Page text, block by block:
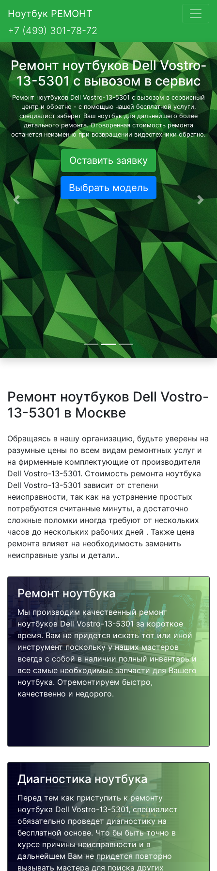
Ноутбук РЕМОНТ
+7 (499) 301-78-72
Ремонт ноутбуков Dell Vostro-
13-5301 с вывозом в сервис
Ремонт ноутбуков Dell Vostro-13-5301 с вывозом в сервисный
центр и обратно - с помощью нашей бесплатной услуги,
специалист заберет Ваш ноутбук для дальнейшего более
детального ремонта. Оговоренная стоимость ремонта
останется неизменно при возвращении видеотехники обратно.
Оставить заявку
Выбрать модель
Предыдущая
Ремонт ноутбуков Dell Vostro-
13-5301 в Москве
Обращаясь в нашу организацию, будьте уверены на
разумные цены по всем видам ремонтных услуг и
на фирменные комплектующие от производителя
Dell Vostro-13-5301. Стоимость ремонта ноутбука
Dell Vostro-13-5301 зависит от степени
неисправности, так как на устранение простых
потребуются считанные минуты, а достаточно
сложные поломки иногда требуют от нескольких
часов до нескольких рабочих дней . Также цена
ремонта влияет на необходимость заменить
неисправные узлы и детали..
Ремонт ноутбука
Мы производим качественный ремонт
ноутбуков Dell Vostro-13-5301 за короткое
время. Вам не придется искать тот или иной
инструмент поскольку у наших мастеров
всегда с собой в наличии полный инвентарь и
все самые необходимые запчасти для Вашего
ноутбука. Отремонтируем быстро,
качественно и недорого.
Диагностика ноутбука
Перед тем как приступить к ремонту
ноутбука Dell Vostro-13-5301, специалист
обязательно проведет диагностику на
бесплатной основе. Что бы быть точно в
курсе причины неисправности и в
дальнейшем Вам не придется повторно
вызывать мастера для поиска других